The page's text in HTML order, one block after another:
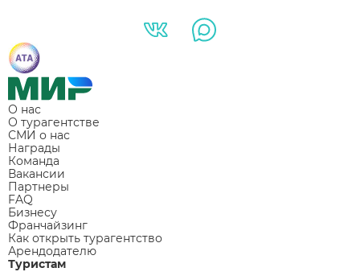
О нас
О турагентстве
СМИ о нас
Награды
Команда
Вакансии
Партнеры
FAQ
Бизнесу
Франчайзинг
Как открыть турагентство
Арендодателю
Туристам